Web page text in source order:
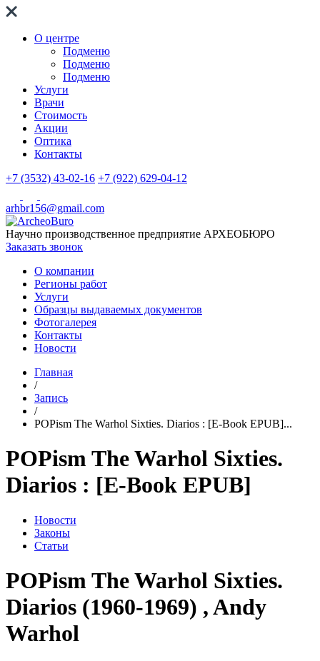
О центре
Подменю
Подменю
Подменю
Услуги
Врачи
Стоимость
Акции
Оптика
Контакты
+7 (3532) 43-02-16 +7 (922) 629-04-12
arhbr156@gmail.com
Научно производственное предприятие АРХЕОБЮРО
Заказать звонок
О компании
Регионы работ
Услуги
Образцы выдаваемых документов
Фотогалерея
Контакты
Новости
Главная
/
Запись
/
POPism The Warhol Sixties. Diarios : [E-Book EPUB]...
POPism The Warhol Sixties.
Diarios : [E-Book EPUB]
Новости
Законы
Статьи
POPism The Warhol Sixties.
Diarios (1960-1969) , Andy
Warhol